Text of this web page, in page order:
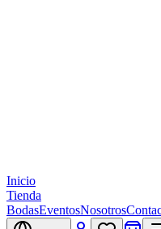
Inicio
Tienda
BodasEventosNosotros